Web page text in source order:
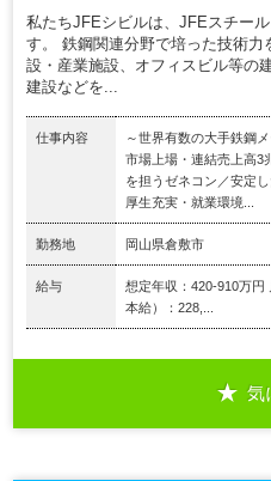
私たちJFEシビルは、JFEスチー
す。 鉄鋼関連分野で培った技術
設・産業施設、オフィスビル等の
建設などを...
仕事内容
～世界有数の大手鉄鋼
市場上場・連結売上高3
を担うゼネコン／安定
厚生充実・就業環境...
勤務地 岡山県倉敷市
給与
想定年収：420-910万円
本給）：228,...
気